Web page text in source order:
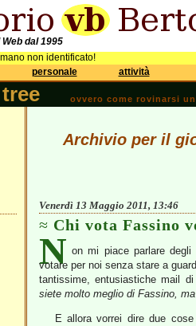
dal 1995
non identificato!
personale attività
ovvero come rovinarsi
Archivio per il
Venerdì 13 Maggio 2011, 13:46
Chi vota Fassino
N on mi piace parlare
votare per noi senza stare a
tantissime, entusiastiche mail
siete molto meglio di Fassino,
E allora vorrei dire due